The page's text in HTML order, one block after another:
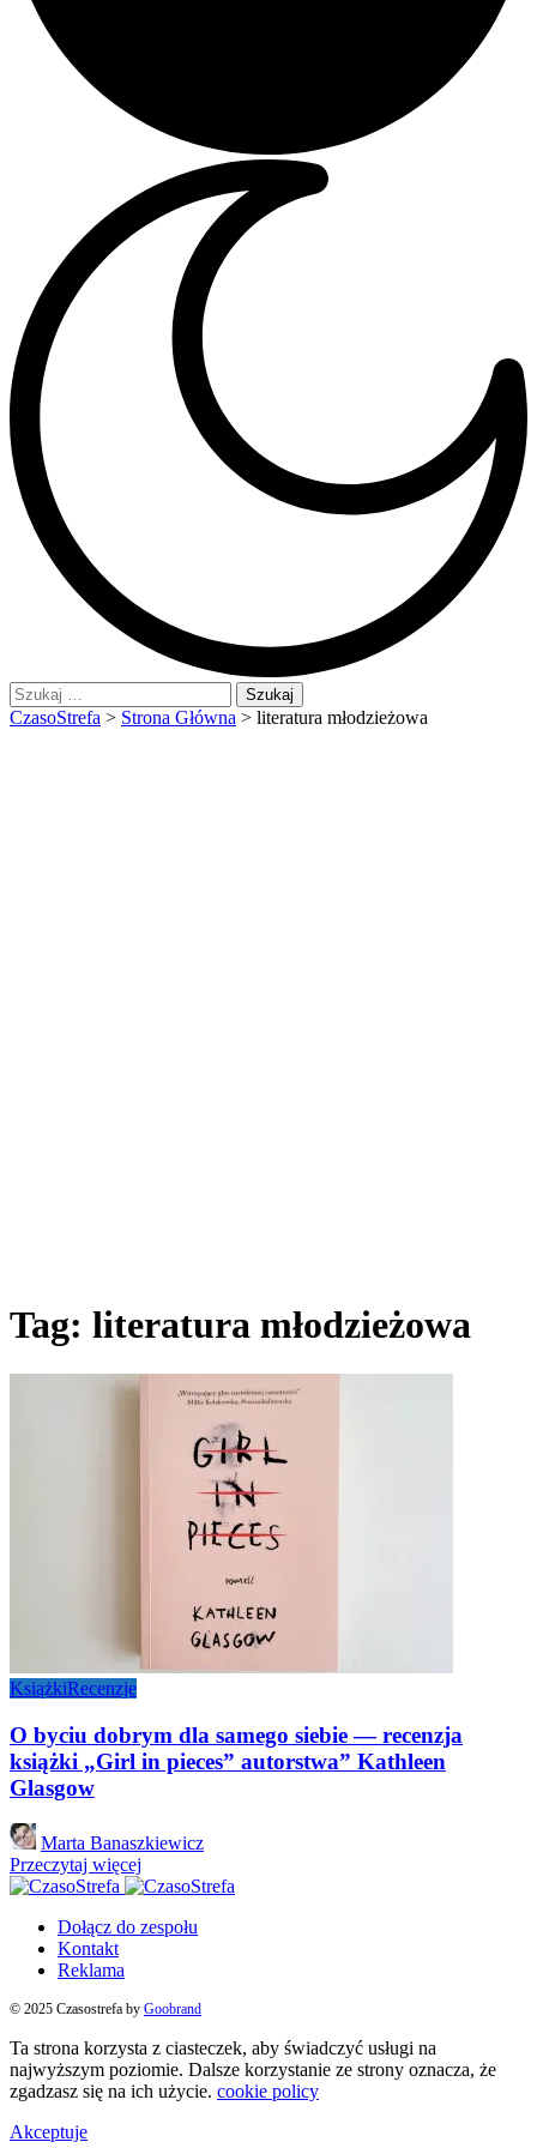
Szukaj:
CzasoStrefa > Strona Główna > literatura młodzieżowa
Tag: literatura młodzieżowa
KsiążkiRecenzje
O byciu dobrym dla samego siebie — recenzja
książki „Girl in pieces” autorstwa” Kathleen
Glasgow
Posted
by
Marta Banaszkiewicz
Przeczytaj więcej
Dołącz do zespołu
Kontakt
Reklama
© 2025 Czasostrefa by Goobrand
Ta strona korzysta z ciasteczek, aby świadczyć usługi na
najwyższym poziomie. Dalsze korzystanie ze strony oznacza, że
zgadzasz się na ich użycie. cookie policy
Akceptuje